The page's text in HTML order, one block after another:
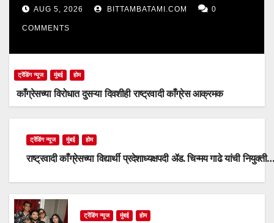
AUG 5, 2026 BITTAMBATAMI.COM 0
COMMENTS
ट्रेंडिंग न्यूज मुंबई होम
काँग्रेसच्या विरोधात दुसऱ्या दिवशीही राष्ट्रवादी काँग्रेस आक्रमक
ट्रेंडिंग न्यूज मुंबई होम
राष्ट्रवादी काँग्रेसच्या विद्यार्थी प्रदेशाध्यक्षपदी ॲड. चिन्मय गाढे यांची नियुक्ती…
ट्रेंडिंग न्यूज मुंबई होम